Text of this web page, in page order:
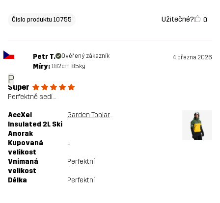
Čislo produktu 10755 Užitečné? 0
P
Petr T. Ověřený zákazník 4. března 2026
Míry: 182cm, 85kg
Super
Perfektně sedí…
AccXel
Insulated 2L Ski
Anorak
Garden Topiary/Mango Mint
Kupovaná
velikost
L
Vnímaná
velikost
Perfektní
Délka Perfektní